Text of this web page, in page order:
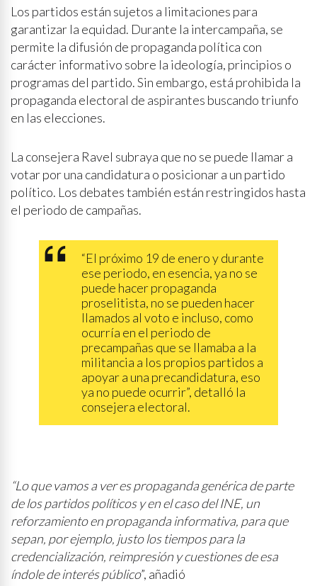
Los partidos están sujetos a limitaciones para
garantizar la equidad. Durante la intercampaña, se
permite la difusión de propaganda política con
carácter informativo sobre la ideología, principios o
programas del partido. Sin embargo, está prohibida la
propaganda electoral de aspirantes buscando triunfo
en las elecciones.
La consejera Ravel subraya que no se puede llamar a
votar por una candidatura o posicionar a un partido
político. Los debates también están restringidos hasta
el periodo de campañas.
“El próximo 19 de enero y durante
ese periodo, en esencia, ya no se
puede hacer propaganda
proselitista, no se pueden hacer
llamados al voto e incluso, como
ocurría en el periodo de
precampañas que se llamaba a la
militancia a los propios partidos a
apoyar a una precandidatura, eso
ya no puede ocurrir”, detalló la
consejera electoral.
“Lo que vamos a ver es propaganda genérica de parte
de los partidos políticos y en el caso del INE, un
reforzamiento en propaganda informativa, para que
sepan, por ejemplo, justo los tiempos para la
credencialización, reimpresión y cuestiones de esa
índole de interés público”, añadió